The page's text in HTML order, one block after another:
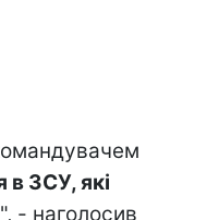
в ЗСУ, які
", - наголосив